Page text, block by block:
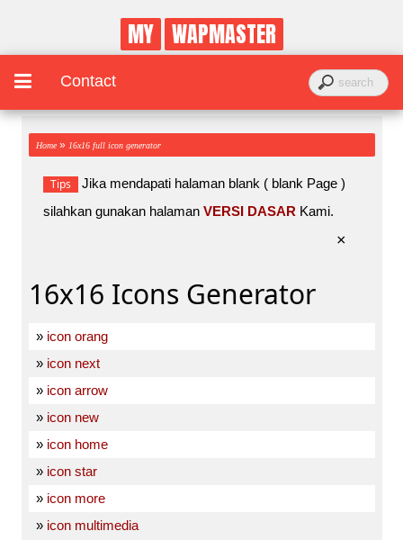
MY WAPMASTER
Contact
Home » 16x16 full icon generator
Tips
Jika mendapati halaman blank ( blank Page )
silahkan gunakan halaman VERSI DASAR Kami.
×
16x16 Icons Generator
» icon orang
» icon next
» icon arrow
» icon new
» icon home
» icon star
» icon more
» icon multimedia